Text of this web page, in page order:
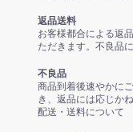
返品送料
お客様都合による返
ただきます。不良品
不良品
商品到着後速やかに
き、返品には応じか
配送・送料について